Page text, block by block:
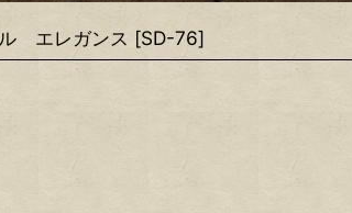
エレガンス [SD-76]